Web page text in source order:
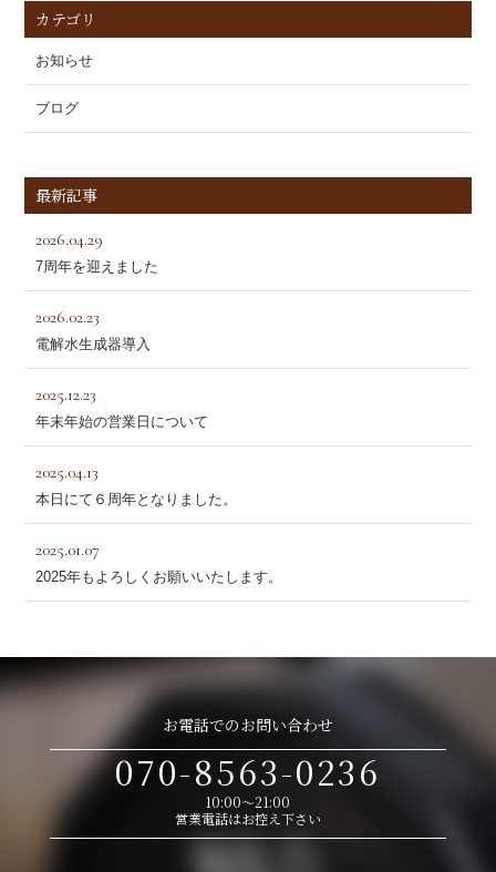
カテゴリ
お知らせ
ブログ
最新記事
2026.04.29
7周年を迎えました
2026.02.23
電解水生成器導入
2025.12.23
年末年始の営業日について
2025.04.13
本日にて６周年となりました。
2025.01.07
2025年もよろしくお願いいたします。
お電話でのお問い合わせ
070-8563-0236
10:00～21:00
営業電話はお控え下さい